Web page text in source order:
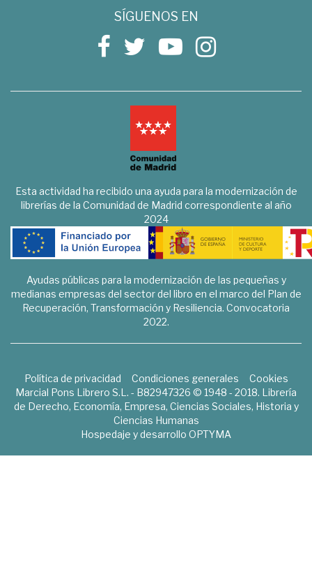
SÍGUENOS EN
Esta actividad ha recibido una ayuda para la modernización de
librerías de la Comunidad de Madrid correspondiente al año
2024
Ayudas públicas para la modernización de las pequeñas y
medianas empresas del sector del libro en el marco del Plan de
Recuperación, Transformación y Resiliencia. Convocatoria
2022.
Política de privacidad Condiciones generales
Cookies
Marcial Pons Librero S.L. - B82947326 © 1948 - 2018. Librería
de Derecho, Economía, Empresa, Ciencias Sociales, Historia y
Ciencias Humanas
Hospedaje y desarrollo OPTYMA